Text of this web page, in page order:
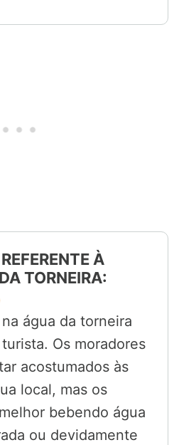
À
TORNEIRA:
água da torneira
Os moradores
acostumados às
local, mas os
bebendo água
ou devidamente